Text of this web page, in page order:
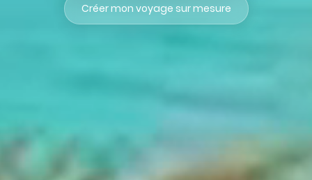
Créer mon voyage sur mesure